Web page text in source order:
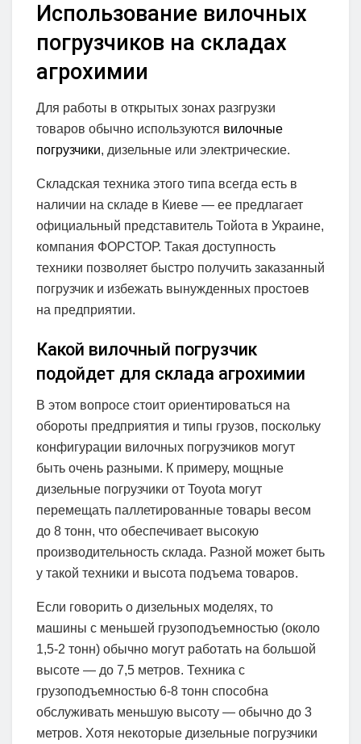
Использование вилочных
погрузчиков на складах
агрохимии
Для работы в открытых зонах разгрузки
товаров обычно используются вилочные
погрузчики, дизельные или электрические.
Складская техника этого типа всегда есть в
наличии на складе в Киеве — ее предлагает
официальный представитель Тойота в Украине,
компания ФОРСТОР. Такая доступность
техники позволяет быстро получить заказанный
погрузчик и избежать вынужденных простоев
на предприятии.
Какой вилочный погрузчик
подойдет для склада агрохимии
В этом вопросе стоит ориентироваться на
обороты предприятия и типы грузов, поскольку
конфигурации вилочных погрузчиков могут
быть очень разными. К примеру, мощные
дизельные погрузчики от Toyota могут
перемещать паллетированные товары весом
до 8 тонн, что обеспечивает высокую
производительность склада. Разной может быть
у такой техники и высота подъема товаров.
Если говорить о дизельных моделях, то
машины с меньшей грузоподъемностью (около
1,5-2 тонн) обычно могут работать на большой
высоте — до 7,5 метров. Техника с
грузоподъемностью 6-8 тонн способна
обслуживать меньшую высоту — обычно до 3
метров. Хотя некоторые дизельные погрузчики